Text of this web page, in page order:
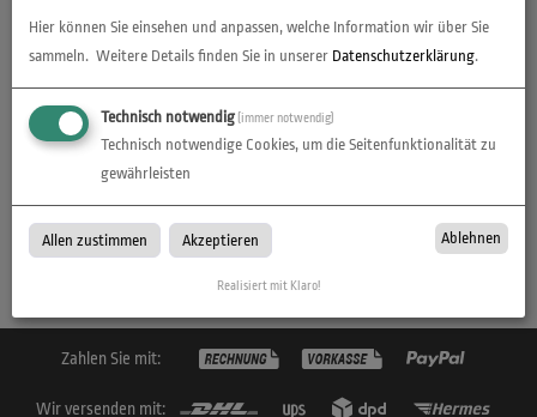
zum Artikel
Hohlkammerplatten
Hohlkammerplatten bei D-Print in Cottbus / Brandenburg
Zahlen Sie mit:
Wir versenden mit:
Hier können Sie einsehen und anpassen, welche Information wir über Sie
sammeln. Weitere Details finden Sie in unserer Datenschutzerklärung.
Technisch notwendig (immer notwendig)
Technisch notwendige Cookies, um die Seitenfunktionalität zu
gewährleisten
Allen zustimmen Akzeptieren Ablehnen
Realisiert mit Klaro!